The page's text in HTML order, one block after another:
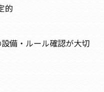
的
備・ルール確認が大切